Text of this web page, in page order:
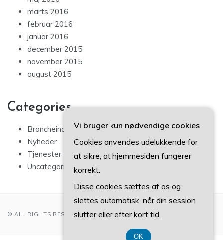
marts 2016
februar 2016
januar 2016
december 2015
november 2015
august 2015
Categories
Brancheindsigt
Nyheder
Tjenester
Uncategorized
© ALL RIGHTS RESERVED 2022
Vi bruger kun nødvendige cookies
Cookies anvendes udelukkende for
at sikre, at hjemmesiden fungerer
korrekt.
Disse cookies sættes af os og
slettes automatisk, når din session
slutter eller efter kort tid.
OK